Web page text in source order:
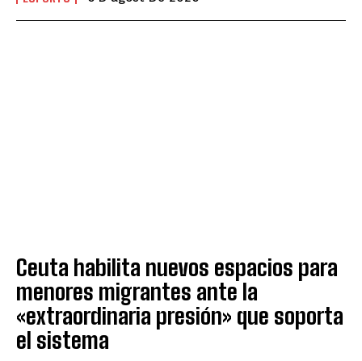
Ceuta habilita nuevos espacios para
menores migrantes ante la
«extraordinaria presión» que soporta
el sistema